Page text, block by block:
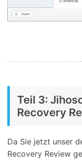
Teil 3:
Recovery
Da Sie jetzt unser
Recovery Review